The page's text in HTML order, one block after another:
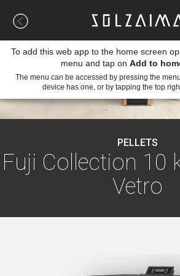
PELLETS
Fuji Collection 10
Vetro
To add this web app to the home screen
menu and tap on Add to
The menu can be accessed by pressing the
device has one, or by tapping the top